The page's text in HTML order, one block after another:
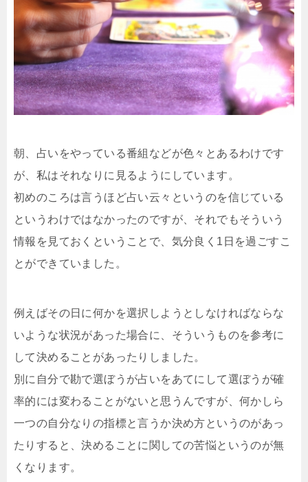
朝、占いをやっている番組などが色々とあるわけです
が、私はそれなりに見るようにしています。
初めのころは言うほど占い云々というのを信じている
というわけではなかったのですが、それでもそういう
情報を見ておくということで、気分良く1日を過ごすこ
とができていました。
例えばその日に何かを選択しようとしなければならな
いような状況があった場合に、そういうものを参考に
して決めることがあったりしました。
別に自分で勘で選ぼうが占いをあてにして選ぼうが確
率的には変わることがないと思うんですが、何かしら
一つの自分なりの指標と言うか決め方というのがあっ
たりすると、決めることに関しての苦悩というのが無
くなります。